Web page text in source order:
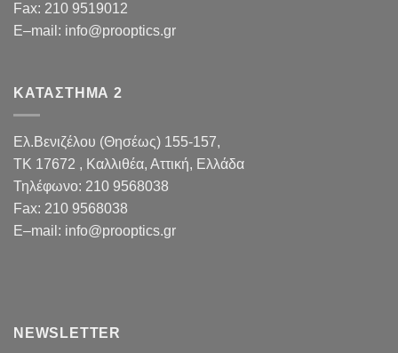
Fax: 210 9519012
E–mail : info@prooptics.gr
ΚΑΤΑΣΤΗΜΑ 2
Ελ.Βενιζέλου (Θησέως) 155-157,
TK 17672 , Καλλιθέα, Αττική, Ελλάδα
Τηλέφωνο: 210 9568038
Fax: 210 9568038
E–mail : info@prooptics.gr
NEWSLETTER